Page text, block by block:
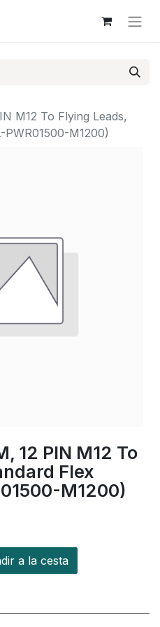
M12 To Flying Leads,
M1200)
12 PIN M12 To
Flex
M1200)
a la cesta